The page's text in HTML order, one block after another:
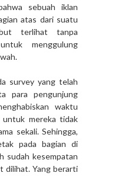
sebuah iklan
atas dari suatu
terlihat tanpa
menggulung
survey yang telah
para pengunjung
waktu
mereka tidak
sekali. Sehingga,
pada bagian di
sudah kesempatan
dilihat. Yang berarti